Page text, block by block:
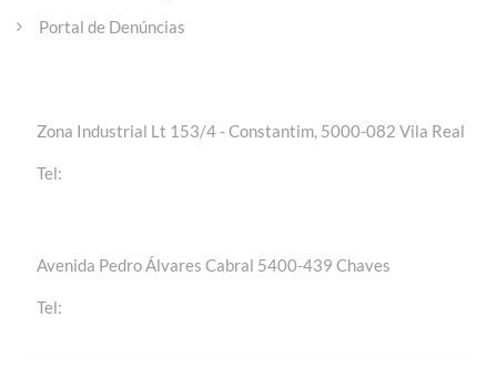
Portal de Denúncias
Zona Industrial Lt 153/4 - Constantim, 5000-082 Vila Real
Tel:
Avenida Pedro Álvares Cabral 5400-439 Chaves
Tel: